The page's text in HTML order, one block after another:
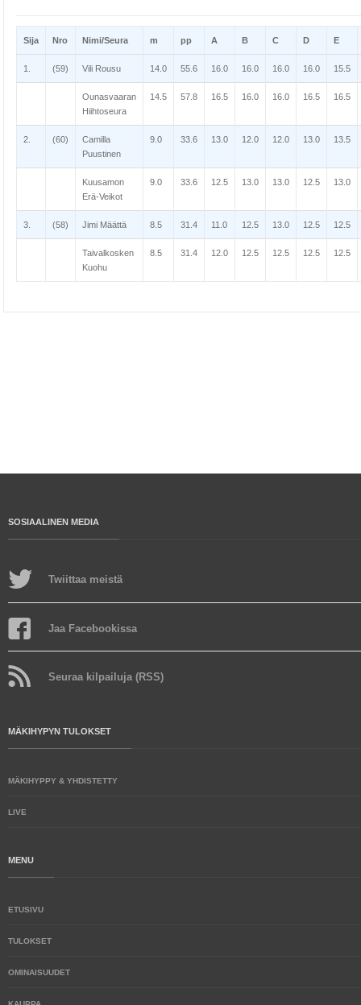
Sija Nro Nimi/Seura m pp A B C D E
1. (59) Vili Rousu 14.0 55.6 16.0 16.0 16.0 16.0 15.5
Ounasvaaran
Hiihtoseura
14.5 57.8 16.5 16.0 16.0 16.5 16.5
2. (60)
Camilla
Puustinen
9.0 33.6 13.0 12.0 12.0 13.0 13.5
Kuusamon
Erä-Veikot
9.0 33.6 12.5 13.0 13.0 12.5 13.0
3. (58) Jimi Määttä 8.5 31.4 11.0 12.5 13.0 12.5 12.5
Taivalkosken
Kuohu
8.5 31.4 12.0 12.5 12.5 12.5 12.5
SOSIAALINEN MEDIA
Twiittaa meistä
Jaa Facebookissa
Seuraa kilpailuja (RSS)
MÄKIHYPYN TULOKSET
MÄKIHYPPY & YHDISTETTY
LIVE
MENU
ETUSIVU
TULOKSET
OMINAISUUDET